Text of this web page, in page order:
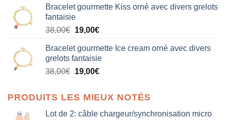
initial
était :
38,00€.
actuel
19,00€.
Bracelet gourmette Kiss orné avec divers grelots
fantaisie
38,00€ Le
initial
était :
38,00€.
19,00€Le
actuel
est :
19,00€.
Bracelet gourmette Ice cream orné avec divers
grelots fantaisie
38,00€ Le
était :
38,00€.
19,00€Le
est :
19,00€.
PRODUITS LES MIEUX NOTÉS
Lot de 2: câble chargeur/synchronisation micro